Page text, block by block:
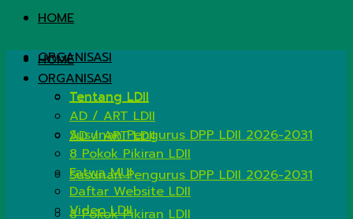
HOME
ORGANISASI
Tentang LDII
AD / ART LDII
Susunan Pengurus DPP LDII 2026-2031
8 Pokok Pikiran LDII
HOME
ORGANISASI
Tentang LDII
AD / ART LDII
Susunan Pengurus DPP LDII 2026-2031
8 Pokok Pikiran LDII
Fatwa MUI
Daftar Website LDII
Video LDII